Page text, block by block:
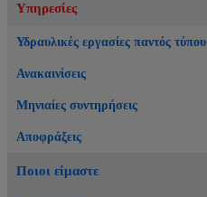
Υπηρεσίες
Υδραυλικές εργασίες παντός τύπου
Ανακαινίσεις
Μηνιαίες συντηρήσεις
Αποφράξεις
Ποιοι είμαστε